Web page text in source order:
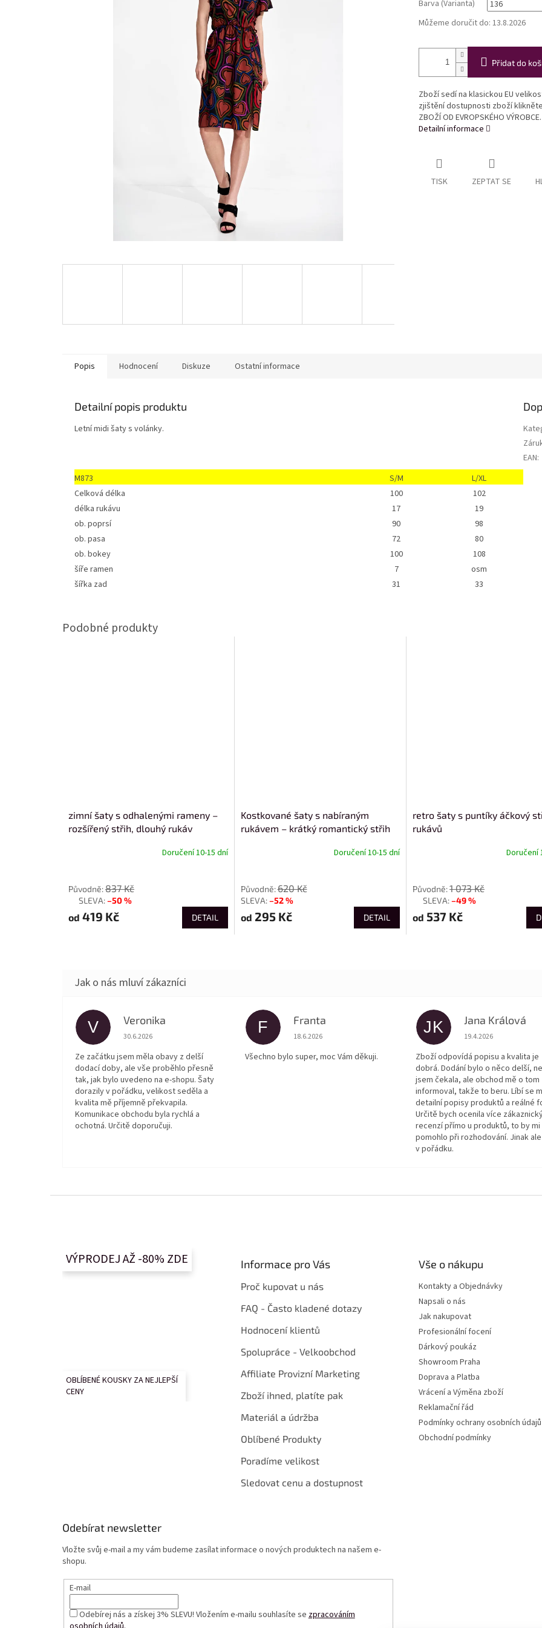
Barva (Varianta)
Můžeme doručit do: 13.8.2026
Přidat do
Zboží sedí na klasickou EU
zjištění dostupnosti zboží klikněte
ZBOŽÍ OD EVROPSKÉHO VÝROBCE.
Detailní informace
TISK ZEPTAT SE
Popis Hodnocení Diskuze Ostatní informace
Detailní popis produktu
Letní midi šaty s volánky.
M873 S/M
L/XL
Celková délka
100
102
délka rukávu
17
19
ob. poprsí 90
98
ob. pasa 72
80
ob. bokey 100
108
šíře ramen
7
osm
šířka zad
31 33
EAN:
zimní šaty s odhalenými rameny –
rozšířený střih, dlouhý rukáv
Doručení 10-15 dní
837 Kč
–50 %
od 419 Kč DETAIL
Kostkované šaty s nabíraným
rukávem – krátký romantický střih
Doručení 10-15 dní
620 Kč
–52 %
od 295 Kč DETAIL
retro šaty s puntíky áčkový
rukávů
Doručení
1 073 Kč
–49 %
od 537 Kč
V Veronika
Hodnocení obchodu je 5 z 5 hvězdiček.
30.6.2026
Ze začátku jsem měla obavy z delší
dodací doby, ale vše proběhlo přesně
tak, jak bylo uvedeno na e-shopu. Šaty
dorazily v pořádku, velikost seděla a
kvalita mě příjemně překvapila.
Komunikace obchodu byla rychlá a
ochotná. Určitě doporučuji.
F Franta
Hodnocení obchodu je 5 z 5 hvězdiček.
18.6.2026
Všechno bylo super, moc Vám děkuji.
JK Jana Králová
Hodnocení obchodu
19.4.2026
Zboží odpovídá popisu a kvalita je
dobrá. Dodání bylo o něco delší,
jsem čekala, ale obchod mě o tom
informoval, takže to beru. Líbí se
detailní popisy produktů a reálné
Určitě bych ocenila více
recenzí přímo u produktů, to by mi
pomohlo při rozhodování. Jinak
v pořádku.
VÝPRODEJ AŽ -80% ZDE
OBLÍBENÉ KOUSKY ZA NEJLEPŠÍ
CENY
Informace pro Vás
Proč kupovat u nás
FAQ - Často kladené dotazy
Hodnocení klientů
Spolupráce - Velkoobchod
Affiliate Provizní Marketing
Zboží ihned, platíte pak
Materiál a údržba
Oblíbené Produkty
Poradíme velikost
Sledovat cenu a dostupnost
Vše o nákupu
Kontakty a Objednávky
Napsali o nás
Jak nakupovat
Profesionální focení
Dárkový poukáz
Showroom Praha
Doprava a Platba
Vrácení a Výměna zboží
Reklamační řád
Podmínky ochrany osobních údajů
Obchodní podmínky
Odebírat newsletter
Vložte svůj e-mail a my vám budeme zasílat informace o nových produktech na našem e-
shopu.
E-mail
Odebírej nás a získej 3% SLEVU! Vložením e-mailu souhlasíte se zpracováním